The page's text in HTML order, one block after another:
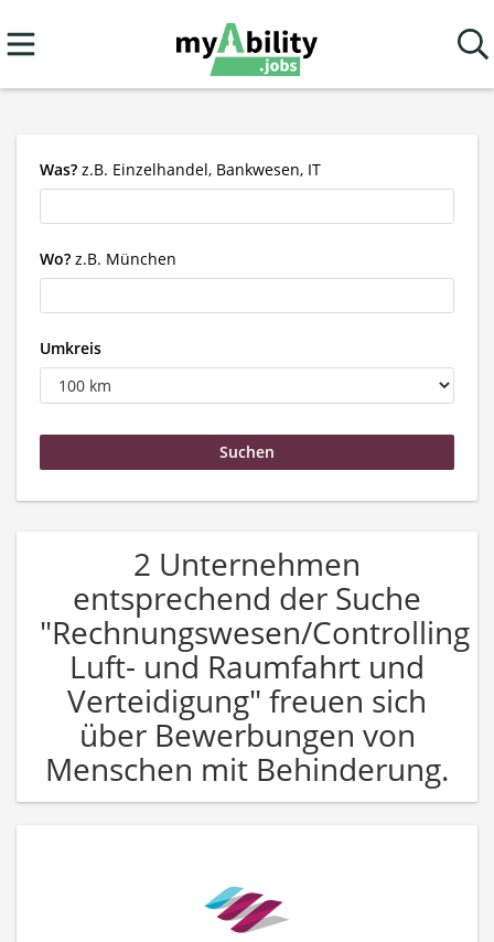
Was? z.B. Einzelhandel, Bankwesen, IT
Wo? z.B. München
Umkreis
2 Unternehmen
entsprechend der Suche
"Rechnungswesen/Controlling
Luft- und Raumfahrt und
Verteidigung" freuen sich
über Bewerbungen von
Menschen mit Behinderung.